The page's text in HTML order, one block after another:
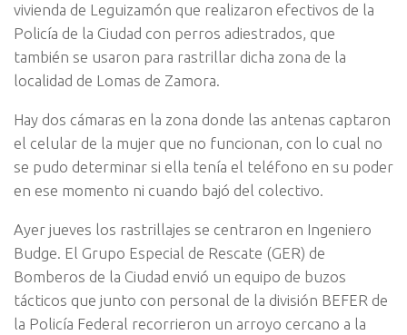
vivienda de Leguizamón que realizaron efectivos de la
Policía de la Ciudad con perros adiestrados, que
también se usaron para rastrillar dicha zona de la
localidad de Lomas de Zamora.
Hay dos cámaras en la zona donde las antenas captaron
el celular de la mujer que no funcionan, con lo cual no
se pudo determinar si ella tenía el teléfono en su poder
en ese momento ni cuando bajó del colectivo.
Ayer jueves los rastrillajes se centraron en Ingeniero
Budge. El Grupo Especial de Rescate (GER) de
Bomberos de la Ciudad envió un equipo de buzos
tácticos que junto con personal de la división BEFER de
la Policía Federal recorrieron un arroyo cercano a la